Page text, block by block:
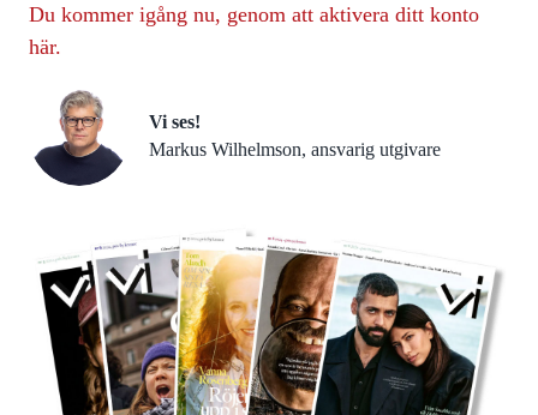
Du kommer igång nu, genom att aktivera ditt konto
här.
Vi ses!
Markus Wilhelmson, ansvarig utgivare